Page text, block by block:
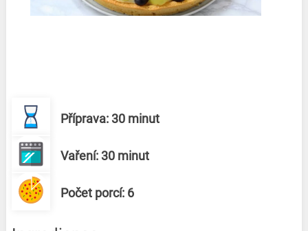
Příprava: 30 minut
Vaření: 30 minut
Počet porcí: 6